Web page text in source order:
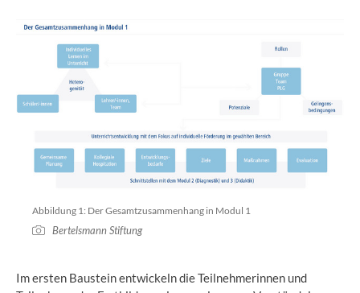
Abbildung 1: Der Gesamtzusammenhang in Modul 1
Bertelsmann Stiftung
Im ersten Baustein entwickeln die Teilnehmerinnen und